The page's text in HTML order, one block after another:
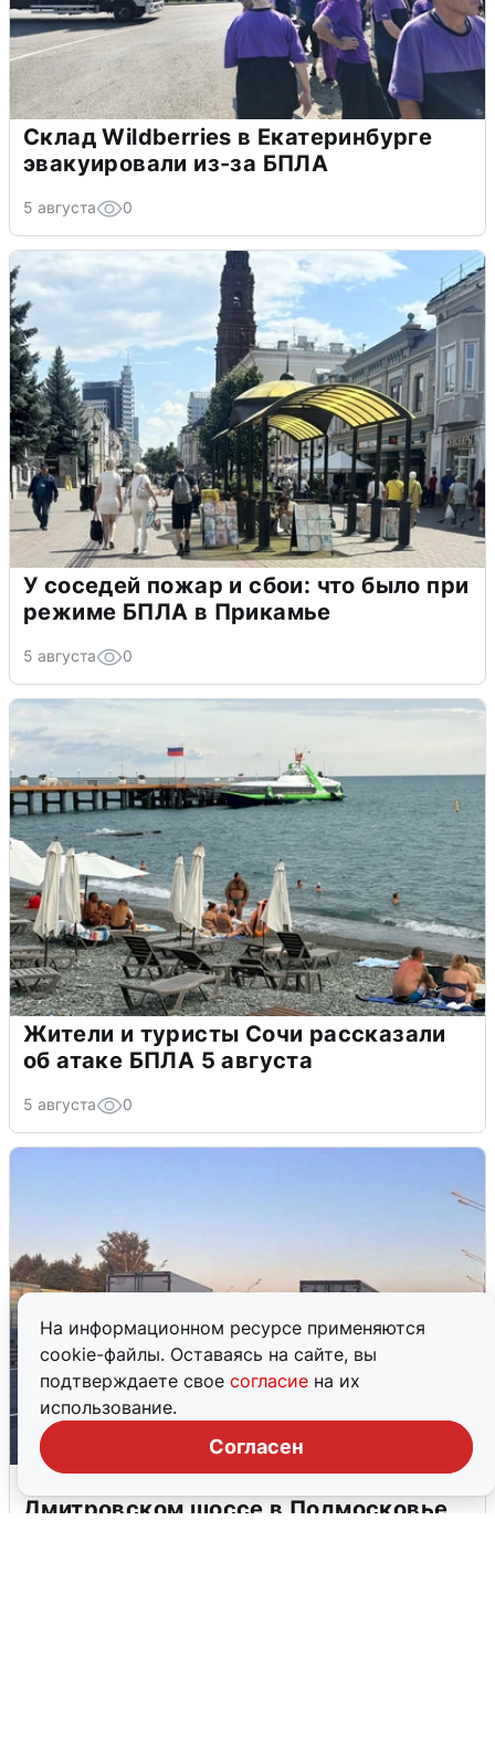
На информационном ресурсе применяются
cookie-файлы. Оставаясь на сайте, вы
подтверждаете свое согласие на их
использование.
Согласен
Склад Wildberries в Екатеринбурге
эвакуировали из-за БПЛА
5 августа 0
У соседей пожар и сбои: что было при
режиме БПЛА в Прикамье
5 августа 0
Жители и туристы Сочи рассказали
об атаке БПЛА 5 августа
5 августа 0
Пять машин столкнулись на
Дмитровском шоссе в Подмосковье